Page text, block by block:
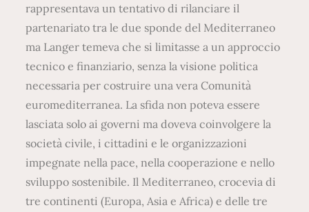
rappresentava un tentativo di rilanciare il
partenariato tra le due sponde del Mediterraneo
ma Langer temeva che si limitasse a un approccio
tecnico e finanziario, senza la visione politica
necessaria per costruire una vera Comunità
euromediterranea. La sfida non poteva essere
lasciata solo ai governi ma doveva coinvolgere la
società civile, i cittadini e le organizzazioni
impegnate nella pace, nella cooperazione e nello
sviluppo sostenibile. Il Mediterraneo, crocevia di
tre continenti (Europa, Asia e Africa) e delle tre